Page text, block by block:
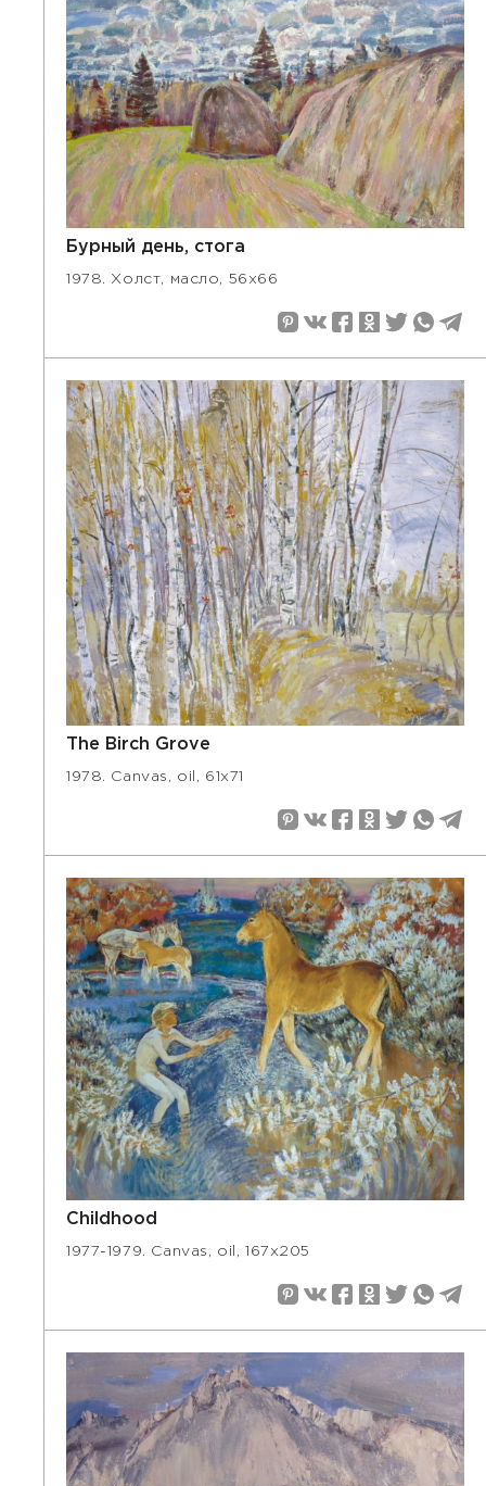
Бурный день, стога
1978. Холст, масло, 56х66
The Birch Grove
1978. Canvas, oil, 61х71
Childhood
1977-1979. Canvas, oil, 167х205